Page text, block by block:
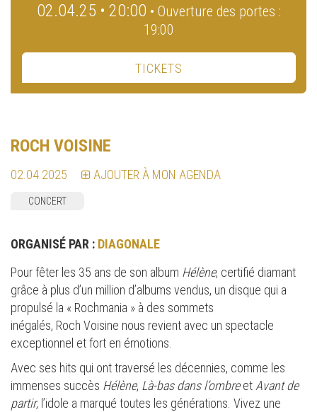
02.04.25 • 20:00 • Ouverture des portes :
19:00
TICKETS
ROCH VOISINE
02.04.2025 AJOUTER À MON AGENDA
CONCERT
ORGANISÉ PAR : DIAGONALE
Pour fêter les 35 ans de son album Hélène, certifié diamant
grâce à plus d’un million d’albums vendus, un disque qui a
propulsé la « Rochmania » à des sommets
inégalés, Roch Voisine nous revient avec un spectacle
exceptionnel et fort en émotions.
Avec ses hits qui ont traversé les décennies, comme les
immenses succès Hélène, Là-bas dans l’ombreetAvant de
partir, l’idole a marqué toutes les générations. Vivez une